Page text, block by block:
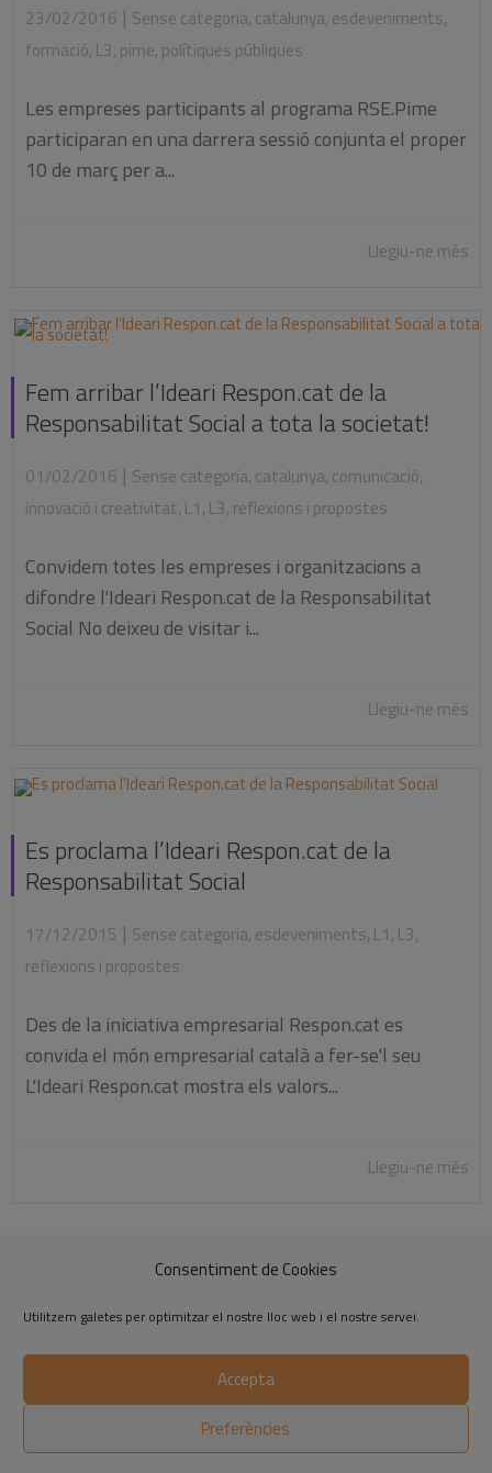
Consentiment de Cookies
Utilitzem galetes per optimitzar el nostre lloc web i el nostre servei.
Accepta
Preferències
23/02/2016 | Sense categoria, catalunya, esdeveniments,
formació, L3, pime, polítiques públiques
Les empreses participants al programa RSE.Pime
participaran en una darrera sessió conjunta el proper
10 de març per a...
Llegiu-ne més
Fem arribar l’Ideari Respon.cat de la
Responsabilitat Social a tota la societat!
01/02/2016 | Sense categoria, catalunya, comunicació,
innovació i creativitat, L1, L3, reflexions i propostes
Convidem totes les empreses i organitzacions a
difondre l'Ideari Respon.cat de la Responsabilitat
Social No deixeu de visitar i...
Llegiu-ne més
Es proclama l’Ideari Respon.cat de la
Responsabilitat Social
17/12/2015 | Sense categoria, esdeveniments, L1, L3,
reflexions i propostes
Des de la iniciativa empresarial Respon.cat es
convida el món empresarial català a fer-se'l seu
L'Ideari Respon.cat mostra els valors...
Llegiu-ne més
2 3 4 5 …
©2014-2026 Respon.cat